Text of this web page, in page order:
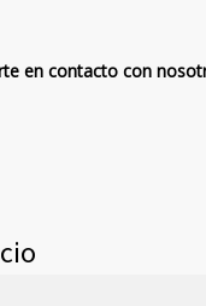
en contacto con